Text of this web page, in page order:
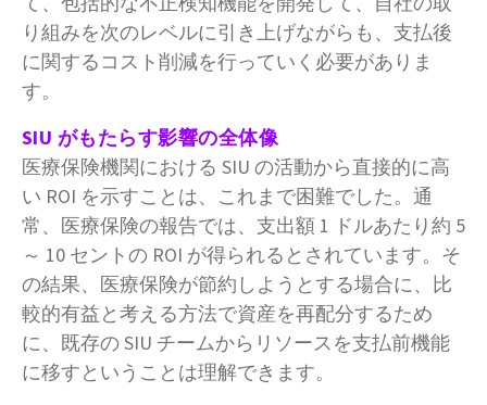
り組みを次のレベルに引き上げながらも、支払後
に関するコスト削減を行っていく必要がありま
す。
SIU がもたらす影響の全体像
医療保険機関における SIU の活動から直接的に高
い ROI を示すことは、これまで困難でした。通
常、医療保険の報告では、支出額 1 ドルあたり約 5
～ 10 セントの ROI が得られるとされています。そ
の結果、医療保険が節約しようとする場合に、比
較的有益と考える方法で資産を再配分するため
に、既存の SIU チームからリソースを支払前機能
に移すということは理解できます。